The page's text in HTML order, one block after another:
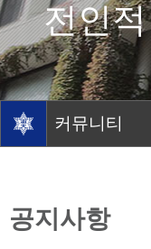
전인
커뮤니티
공지사항